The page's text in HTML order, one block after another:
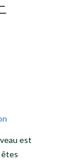
est
êtes